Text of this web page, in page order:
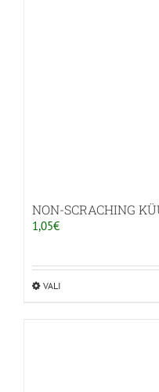
NON-SCRACHING
1,05€
VALISellel